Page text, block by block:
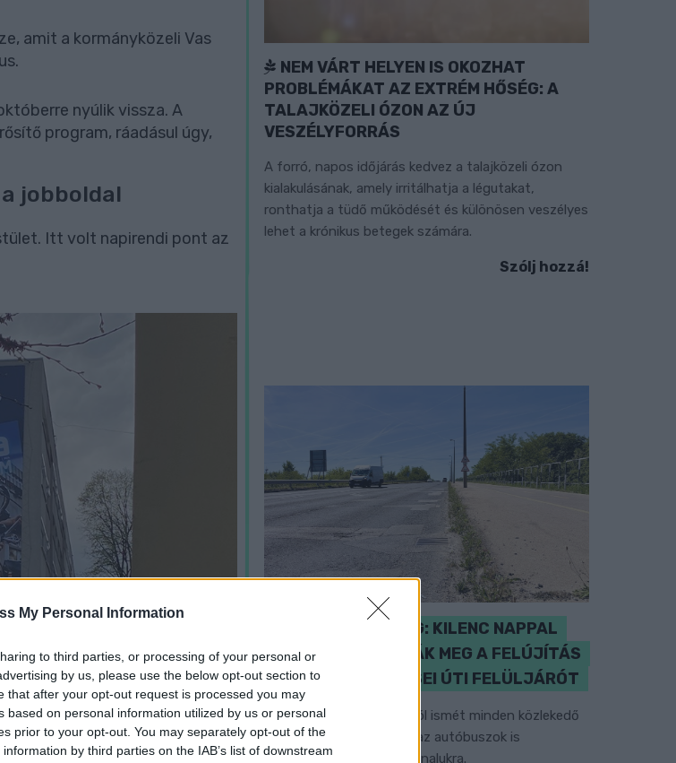
My Personal Information
to third parties, or processing of your personal or
by us, please use the below opt-out section to
that after your opt-out request is processed you may
based on personal information utilized by us or personal
prior to your opt-out. You may separately opt-out of the
by third parties on the IAB’s list of downstream
amit a kormányközeli Vas
nyúlik vissza. A
program, ráadásul úgy,
jobboldal
Itt volt napirendi pont az
NEM VÁRT HELYEN IS OKOZHAT
PROBLÉMÁKAT AZ EXTRÉM HŐSÉG: A
TALAJKÖZELI ÓZON AZ ÚJ
VESZÉLYFORRÁS
A forró, napos időjárás kedvez a talajközeli ózon
kialakulásának, amely irritálhatja a légutakat,
ronthatja a tüdő működését és különösen veszélyes
lehet a krónikus betegek számára.
Szólj hozzá!
IGAZI RITKASÁG: KILENC NAPPAL
KORÁBBAN NYITJÁK MEG A FELÚJÍTÁS
ALATT ÁLLÓ HECSEI ÚTI FELÜLJÁRÓT
Hétfőn hajnali négy órától ismét minden közlekedő
használhatja az átkelőt, az autóbuszok is
visszatérnek eredeti útvonalukra.